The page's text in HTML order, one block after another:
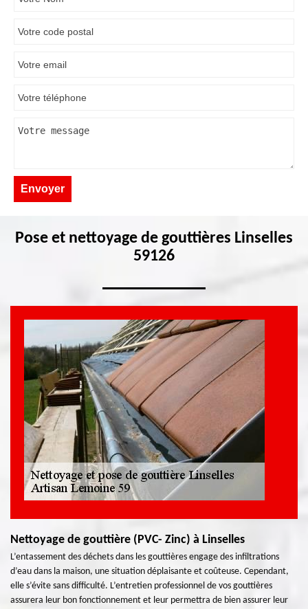
Pose et nettoyage de gouttières Linselles
59126
Nettoyage de gouttière (PVC- Zinc) à Linselles
L’entassement des déchets dans les gouttières engage des infiltrations
d’eau dans la maison, une situation déplaisante et coûteuse. Cependant,
elle s’évite sans difficulté. L’entretien professionnel de vos gouttières
assurera leur bon fonctionnement et leur permettra de bien assurer leur